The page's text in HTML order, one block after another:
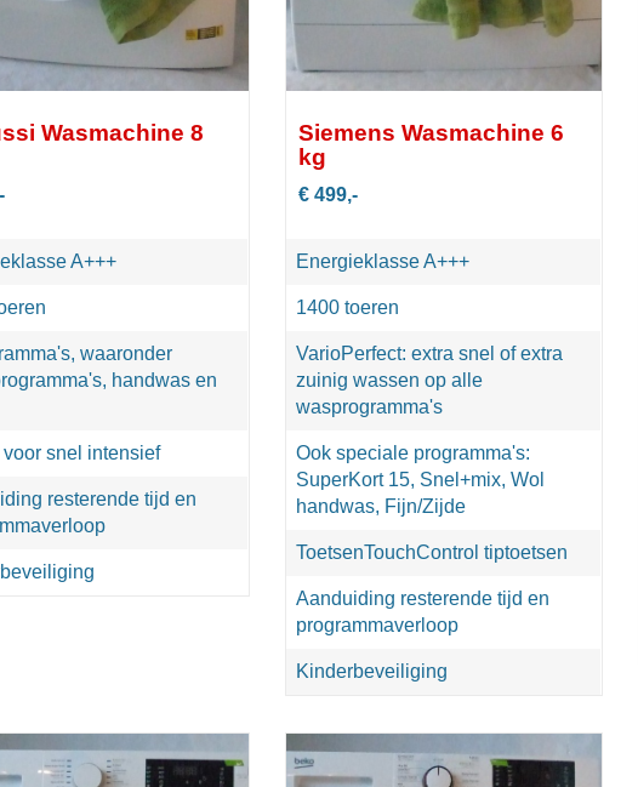
Wasmachine 8
A+++
waaronder
handwas en
snel intensief
resterende tijd en
Siemens Wasmachine 6
kg
€ 499,-
Energieklasse A+++
1400 toeren
VarioPerfect: extra snel of extra
zuinig wassen op alle
wasprogramma's
Ook speciale programma's:
SuperKort 15, Snel+mix, Wol
handwas, Fijn/Zijde
ToetsenTouchControl tiptoetsen
Aanduiding resterende tijd en
programmaverloop
Kinderbeveiliging